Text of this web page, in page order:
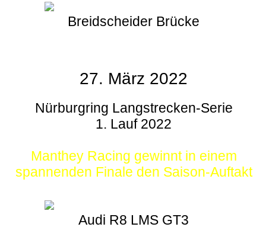
Breidscheider Brücke
27. März 2022
Nürburgring Langstrecken-Serie
1. Lauf 2022
Manthey Racing gewinnt in einem
spannenden Finale den Saison-Auftakt
Audi R8 LMS GT3